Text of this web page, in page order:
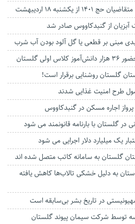
یکشنبه ۱۸ اردیبهشت
مبنی بر قطعی یا گل آلود بودن آب شرب
گلستان
اجاره مسکن در گنبدکاووس
گلستان با بارنامه قانونمند می شود
یک میلیارد دلار اجرایی می شود
به دلیل خشکی تالاب‌ها کاهش یافته
در تاریخ بشر بی‌سابقه است
توسط شرکت سیمان پیوند گلستان